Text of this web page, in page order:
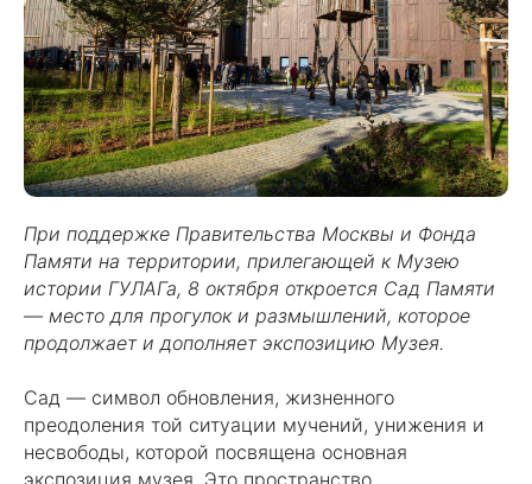
При поддержке Правительства Москвы и Фонда
Памяти на территории, прилегающей к Музею
истории ГУЛАГа, 8 октября откроется Сад Памяти
— место для прогулок и размышлений, которое
продолжает и дополняет экспозицию Музея.
Сад — символ обновления, жизненного
преодоления той ситуации мучений, унижения и
несвободы, которой посвящена основная
экспозиция музея. Это пространство